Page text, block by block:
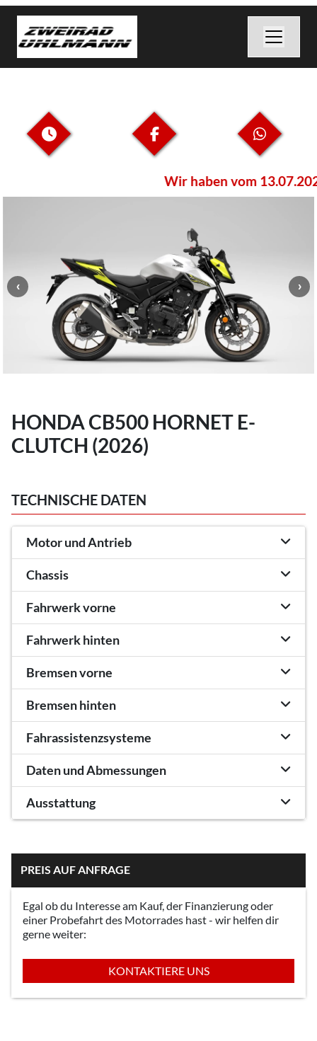
Wir haben vom
HONDA CB500 HORNET E-
CLUTCH (2026)
TECHNISCHE DATEN
Motor und Antrieb
Chassis
Fahrwerk vorne
Fahrwerk hinten
Bremsen vorne
Bremsen hinten
Fahrassistenzsysteme
Daten und Abmessungen
Ausstattung
PREIS AUF ANFRAGE
Egal ob du Interesse am Kauf, der Finanzierung oder
einer Probefahrt des Motorrades hast - wir helfen dir
gerne weiter:
KONTAKTIERE UNS